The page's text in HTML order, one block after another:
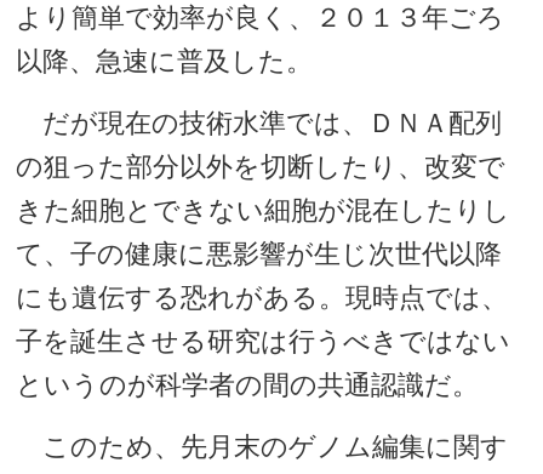
より簡単で効率が良く、２０１３年ごろ
以降、急速に普及した。
だが現在の技術水準では、ＤＮＡ配列
の狙った部分以外を切断したり、改変で
きた細胞とできない細胞が混在したりし
て、子の健康に悪影響が生じ次世代以降
にも遺伝する恐れがある。現時点では、
子を誕生させる研究は行うべきではない
というのが科学者の間の共通認識だ。
このため、先月末のゲノム編集に関す